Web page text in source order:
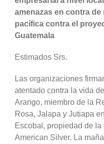
amenazas en contra
pacífica contra el
Guatemala
Estimados Srs.
Las organizaciones
atentado contra la vida
Arango, miembro de la
Rosa, Jalapa y Jutiapa
Escobal, propiedad de
American Silver. La